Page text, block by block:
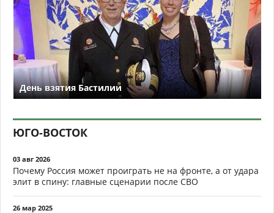
День взятия Бастилии
ЮГО-ВОСТОК
03 авг 2026
Почему Россия может проиграть не на фронте, а от удара
элит в спину: главные сценарии после СВО
26 мар 2025